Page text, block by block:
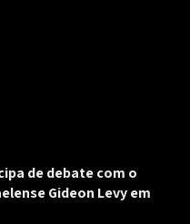
de debate com o
Gideon Levy em